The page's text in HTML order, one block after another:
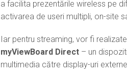
a facilita prezentările wireless pe
activarea de useri multipli, on-site
Iar pentru streaming, vor fi
myViewBoard Direct – un
multimedia către display-uri